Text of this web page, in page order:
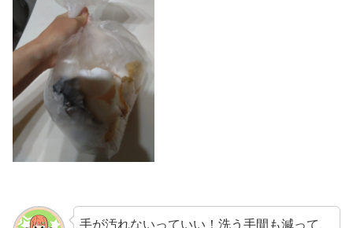
手が汚れないっていい！洗う手間も減って、